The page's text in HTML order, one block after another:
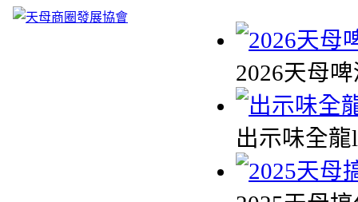
2026天母
出示味全